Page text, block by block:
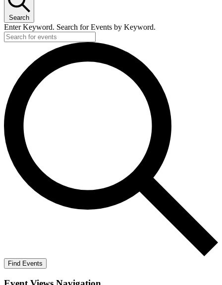
Search
Enter Keyword. Search for Events by Keyword.
Find Events